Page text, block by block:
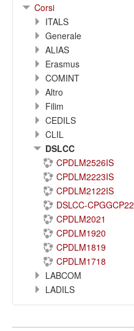
Corsi
ITALS
Generale
ALIAS
Erasmus
COMINT
Altro
Filim
CEDILS
CLIL
DSLCC
CPDLM2526IS
CPDLM2223IS
CPDLM2122IS
DSLCC-CPGGCP22
CPDLM2021
CPDLM1920
CPDLM1819
CPDLM1718
LABCOM
LADILS